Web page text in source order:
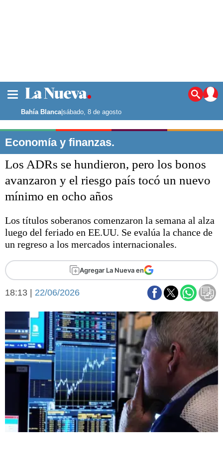
Noticias
La ciudad
Punta Alta
El país
El mundo
Seguridad
Opinión
Escenario Olímpico
Básquetbol
Fútbol
Aplausos
Cines
Economía y campo
Economía y finanzas
Con el campo
Espacio empresas
Sociedad y tiempo
libre
Sociedad
Tecnología
Turismo
Salud
Es viral
El tiempo
Fúnebres
Clasificados
Bahía Blanca|sábado, 8 de agosto
Economía y finanzas.
Los ADRs se hundieron, pero los bonos
avanzaron y el riesgo país tocó un nuevo
mínimo en ocho años
Los títulos soberanos comenzaron la semana al alza
luego del feriado en EE.UU. Se evalúa la chance de
un regreso a los mercados internacionales.
Agregar La Nueva en
18:13 | 22/06/2026